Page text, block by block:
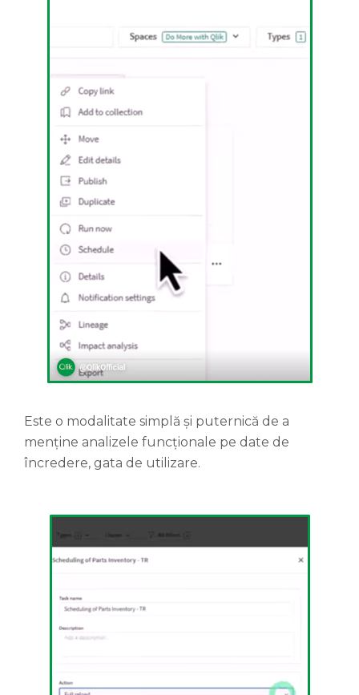
Este o modalitate simplă și puternică de a
menține analizele funcționale pe date de
încredere, gata de utilizare.